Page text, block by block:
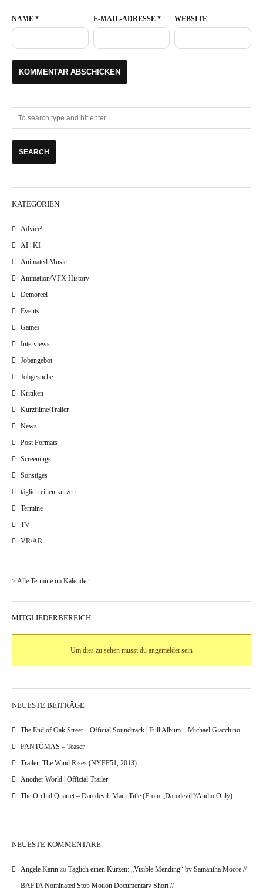
NAME * E-MAIL-ADRESSE * WEBSITE
KATEGORIEN
Advice!
AI | KI
Animated Music
Animation/VFX History
Demoreel
Events
Games
Interviews
Jobangebot
Jobgesuche
Kritiken
Kurzfilme/Trailer
News
Post Formats
Screenings
Sonstiges
täglich einen kurzen
Termine
TV
VR/AR
> Alle Termine im Kalender
MITGLIEDERBEREICH
Um dies zu sehen musst du angemeldet sein
NEUESTE BEITRÄGE
The End of Oak Street – Official Soundtrack | Full Album – Michael Giacchino
FANTÔMAS – Teaser
Trailer: The Wind Rises (NYFF51, 2013)
Another World | Official Trailer
The Orchid Quartet – Daredevil: Main Title (From „Daredevil“/Audio Only)
NEUESTE KOMMENTARE
Angele Karin zu Täglich einen Kurzen: „Visible Mending“ by Samantha Moore //
BAFTA Nominated Stop Motion Documentary Short //